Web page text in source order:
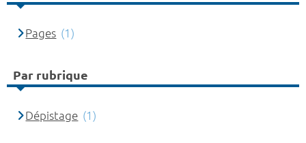
Pages (1)
Par rubrique
Dépistage (1)